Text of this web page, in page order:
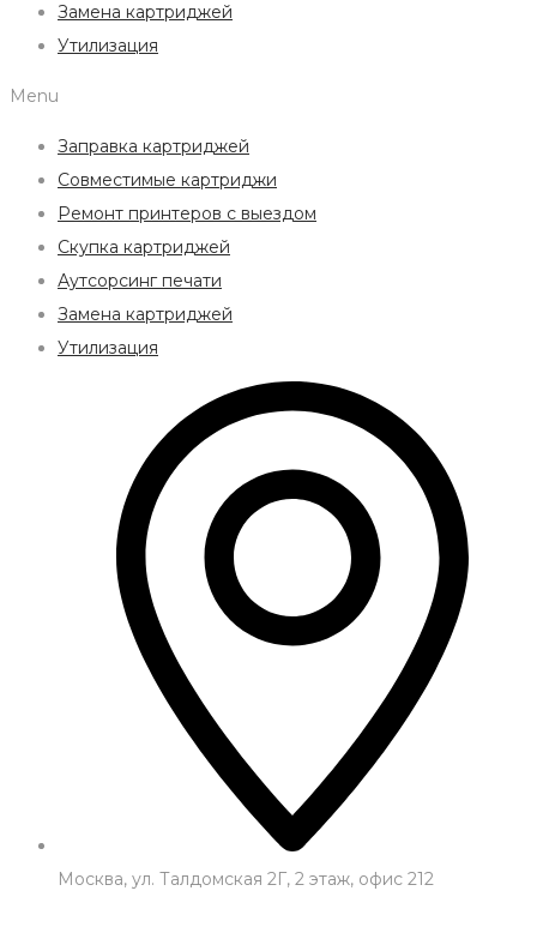
Замена картриджей
Утилизация
Menu
Заправка картриджей
Совместимые картриджи
Ремонт принтеров с выездом
Скупка картриджей
Аутсорсинг печати
Замена картриджей
Утилизация
Москва, ул. Талдомская 2Г, 2 этаж, офис 212